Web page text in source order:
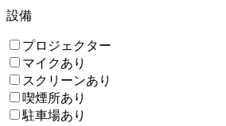
設備
プロジェクター
マイクあり
スクリーンあり
喫煙所あり
駐車場あり